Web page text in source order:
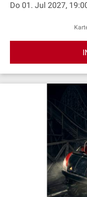
Do 01. Jul 2027,